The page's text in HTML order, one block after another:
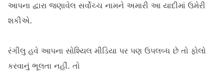
આપના દ્વારા જણાવેલ સર્વોચ્ચ નામને અમારી આ યાદીમાં ઉમેરી
શકીએ.
રંગીલુ હવે આપના સોશ્યિલ મીડિયા પર પણ ઉપલબ્ધ છે તો ફોલો
કરવાનું ભૂલતા નહીં. તો